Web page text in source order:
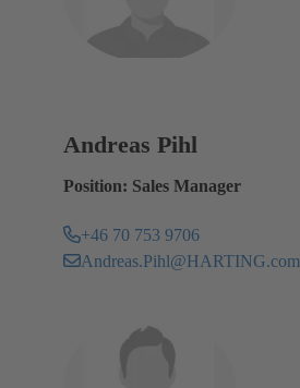
Andreas Pihl
Position: Sales Manager
+46 70 753 9706
Andreas.Pihl@HARTING.com